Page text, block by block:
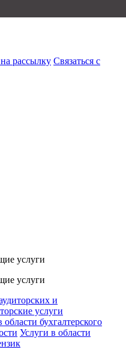
рассылку Связаться с
услуги
услуги
и
услуги
бухгалтерского
Услуги в области